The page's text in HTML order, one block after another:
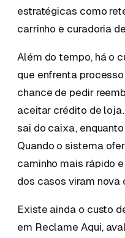
estratégicas como
carrinho e curadoria
Além do tempo, há o
que enfrenta
chance de pedir
aceitar crédito de
sai do caixa,
Quando o sistema
caminho mais rápido
dos casos viram nova
Existe ainda o custo
em Reclame Aqui,